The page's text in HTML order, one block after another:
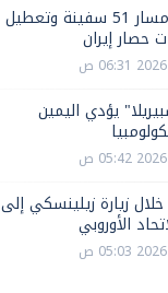
"سنتكوم": تغيير مسار 51 سفينة وتعطيل
حصار إيران
يؤدي اليمين
زيارة زيلينسكي إلى
الأوروبي